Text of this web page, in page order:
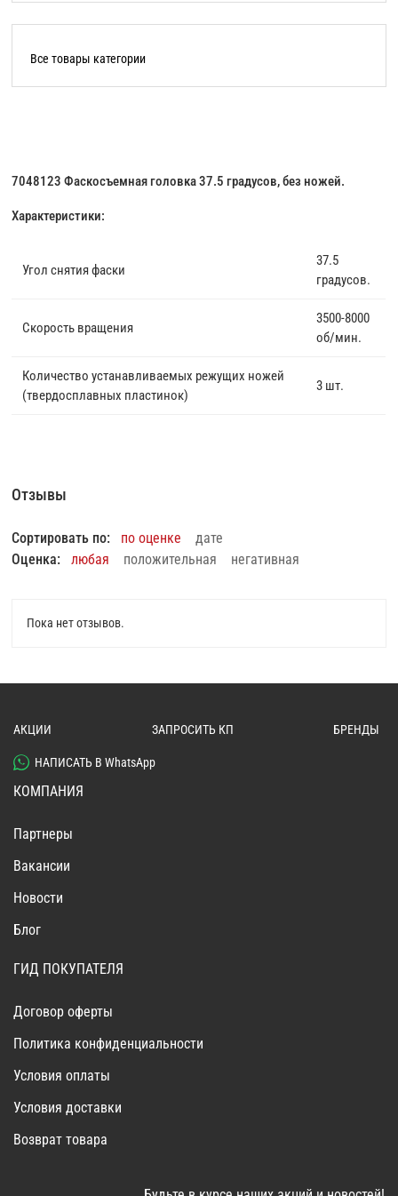
7048123 Фаскосъемная головка 37.5 градусов, без ножей.
Характеристики:
Угол снятия фаски
37.5
градусов.
Скорость вращения
3500-8000
об/мин.
Количество устанавливаемых режущих ножей
(твердосплавных пластинок)
3 шт.
Все товары категории
Отзывы
Сортировать по: по оценке
дате
Оценка:
любая положительная негативная
Пока нет отзывов.
АКЦИИ ЗАПРОСИТЬ КП БРЕНДЫ
НАПИСАТЬ В WhatsApp
КОМПАНИЯ
Партнеры
Вакансии
Новости
Блог
ГИД ПОКУПАТЕЛЯ
Договор оферты
Политика конфиденциальности
Условия оплаты
Условия доставки
Возврат товара